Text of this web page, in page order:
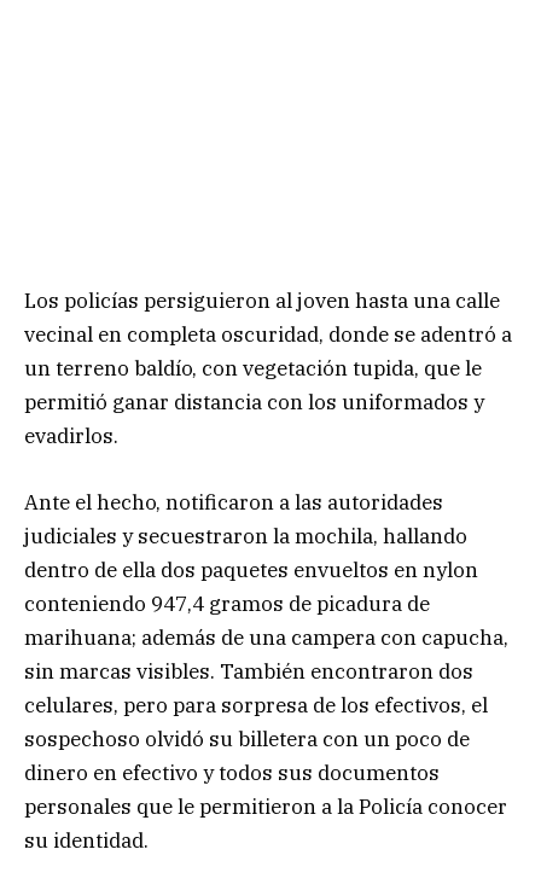
Los policías persiguieron al joven hasta una calle
vecinal en completa oscuridad, donde se adentró a
un terreno baldío, con vegetación tupida, que le
permitió ganar distancia con los uniformados y
evadirlos.
Ante el hecho, notificaron a las autoridades
judiciales y secuestraron la mochila, hallando
dentro de ella dos paquetes envueltos en nylon
conteniendo 947,4 gramos de picadura de
marihuana; además de una campera con capucha,
sin marcas visibles. También encontraron dos
celulares, pero para sorpresa de los efectivos, el
sospechoso olvidó su billetera con un poco de
dinero en efectivo y todos sus documentos
personales que le permitieron a la Policía conocer
su identidad.